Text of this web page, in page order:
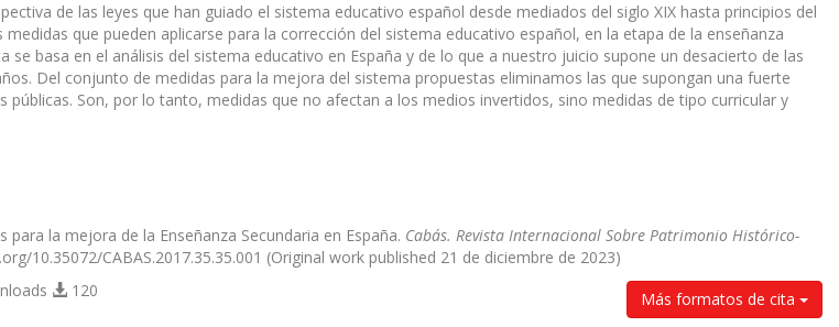
de las leyes que han guiado el sistema educativo español desde mediados del siglo XIX hasta principios del
medidas que pueden aplicarse para la corrección del sistema educativo español, en la etapa de la enseñanza
se basa en el análisis del sistema educativo en España y de lo que a nuestro juicio supone un desacierto de las
Del conjunto de medidas para la mejora del sistema propuestas eliminamos las que supongan una fuerte
públicas. Son, por lo tanto, medidas que no afectan a los medios invertidos, sino medidas de tipo curricular y
para la mejora de la Enseñanza Secundaria en España. Cabás. Revista Internacional Sobre Patrimonio Histórico-
10.35072/CABAS.2017.35.35.001 (Original work published 21 de diciembre de 2023)
Más formatos de cita
120